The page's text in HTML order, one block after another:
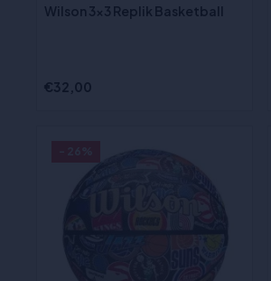
Wilson 3x3 Replik Basketball
€32,00